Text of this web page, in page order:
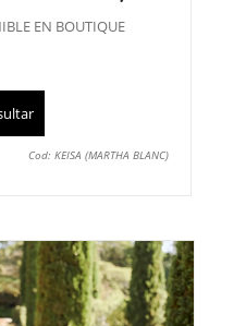
EN BOUTIQUE
Cod: KEISA (MARTHA BLANC)